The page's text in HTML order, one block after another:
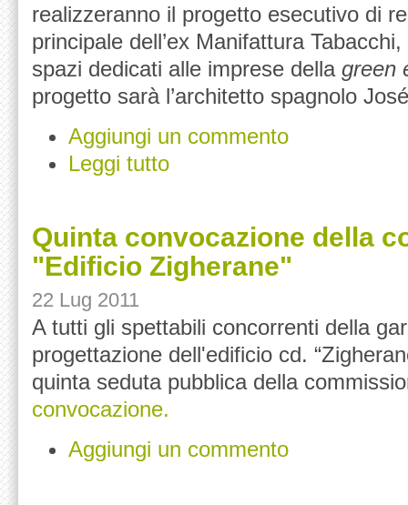
realizzeranno il progetto esecutivo di
principale dell’ex Manifattura
spazi dedicati alle imprese della green
progetto sarà l’architetto spagnolo
Aggiungi un commento
Leggi tutto
Quinta convocazione della
"Edificio Zigherane"
22 Lug 2011
A tutti gli spettabili concorrenti della
progettazione dell'edificio cd.
quinta seduta pubblica della
convocazione.
Aggiungi un commento